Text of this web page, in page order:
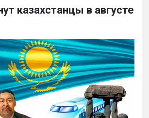
казахстанцы в августе